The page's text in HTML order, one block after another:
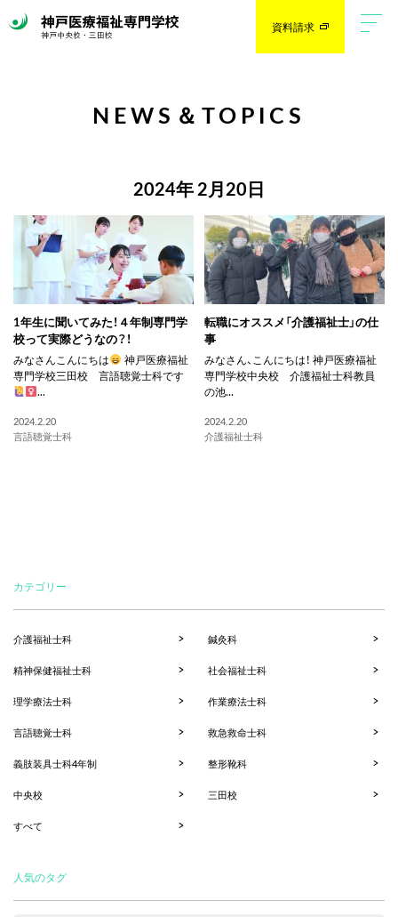
資料請求
NEWS＆TOPICS
2024年 2月20日
1年生に聞いてみた！４年制専門学
校って実際どうなの？！
みなさんこんにちは
神戸医療福祉
専門学校三田校 言語聴覚士科です
...
2024.2.20
言語聴覚士科
転職にオススメ「介護福祉士」の仕
事
みなさん、こんにちは！ 神戸医療福祉
専門学校中央校 介護福祉士科教員
の池...
2024.2.20
介護福祉士科
カテゴリー
介護福祉士科 鍼灸科
精神保健福祉士科 社会福祉士科
理学療法士科 作業療法士科
言語聴覚士科 救急救命士科
義肢装具士科4年制 整形靴科
中央校 三田校
すべて
人気のタグ